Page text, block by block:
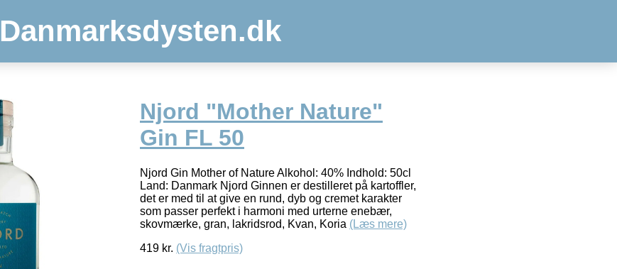
Danmarksdysten.dk
Njord "Mother Nature"
Gin FL 50
Njord Gin Mother of Nature Alkohol: 40% Indhold: 50cl
Land: Danmark Njord Ginnen er destilleret på kartoffler,
det er med til at give en rund, dyb og cremet karakter
som passer perfekt i harmoni med urterne enebær,
skovmærke, gran, lakridsrod, Kvan, Koria (Læs mere)
419 kr. (Vis fragtpris)